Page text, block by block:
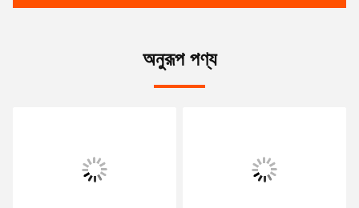
অনুরূপ পণ্য